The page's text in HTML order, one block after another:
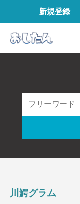
新規登録
配信内容
川鰐グラム